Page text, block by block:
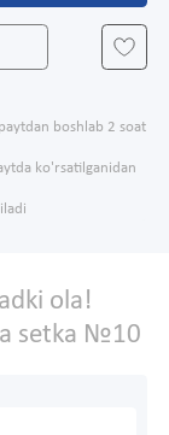
boshlab 2 soat
ko'rsatilganidan
ola!
setka №10